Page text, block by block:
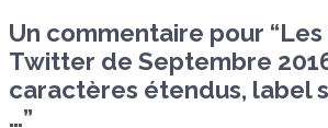
Un commentaire pour “
Twitter de Septembre
caractères étendus, label
…”